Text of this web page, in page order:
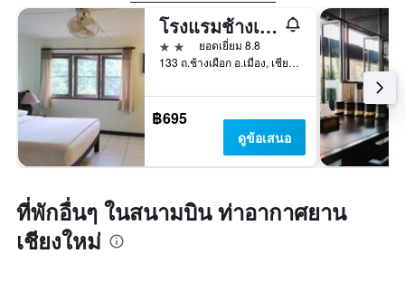
โรงแรมช้างเผือก
2 ดาว
ยอดเยี่ยม 8.8
133 ถ.ช้างเผือก อ.เมือง, เชียงใหม่, ประเทศไทย
฿695
ดูข้อเสนอ
ที่พักอื่นๆ ในสนามบิน ท่าอากาศยาน
เชียงใหม่